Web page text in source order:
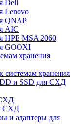
Dell
Lenovo
QNAP
AIC
HPE MSA 2060
GOOXI
хранения
хранения
и SSD для СХД
СХД
и адаптеры для